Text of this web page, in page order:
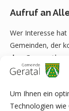
Um Ihnen ein
Technologien
Aufruf an
Wer Interesse
Gemeinden, der
den
Dort werden wir
Euch zukommt
Euch erst einmal